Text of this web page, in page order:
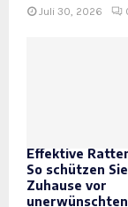
Juli 30, 2026
Effektive
So schützen
Zuhause vor